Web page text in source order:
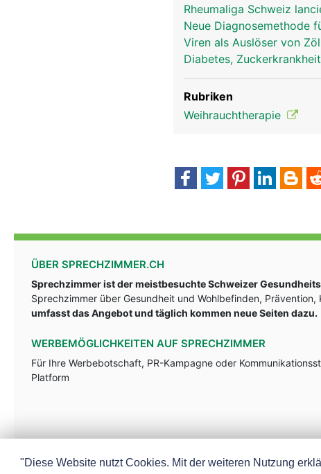
Rheumaliga Schweiz
Neue Diagnosemethode
Viren als Auslöser von
Diabetes,
Rubriken
Weihrauchtherapie
ÜBER SPRECHZIMMER.CH
Sprechzimmer ist der meistbesuchte Schweizer
Sprechzimmer über Gesundheit und Wohlbefinden, Prävention,
umfasst das Angebot und täglich kommen neue Seiten dazu.
WERBEMÖGLICHKEITEN AUF SPRECHZIMMER
Für Ihre Werbebotschaft, PR-Kampagne oder
Platform
"Diese Website nutzt Cookies. Mit der weiteren Nutzung